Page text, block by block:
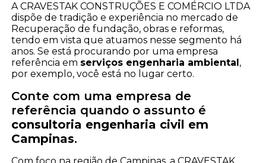
A CRAVESTAK CONSTRUÇÕES E COMÉRCIO LTDA
dispõe de tradição e experiência no mercado de
Recuperação de fundação, obras e reformas,
tendo em vista que atuamos nesse segmento há
anos. Se está procurando por uma empresa
referência em serviços engenharia ambiental ,
por exemplo, você está no lugar certo.
Conte com uma empresa de
referência quando o assunto é
consultoria engenharia civil em
Campinas.